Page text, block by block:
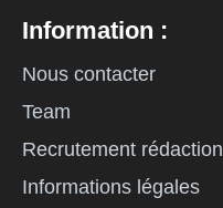
Information :
Nous contacter
Team
Recrutement rédaction
Informations légales